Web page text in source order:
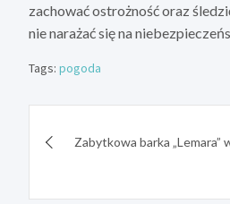
zachować ostrożność oraz
nie narażać się na
Tags: pogoda
wpisuZabytkowa barka „Lemara”